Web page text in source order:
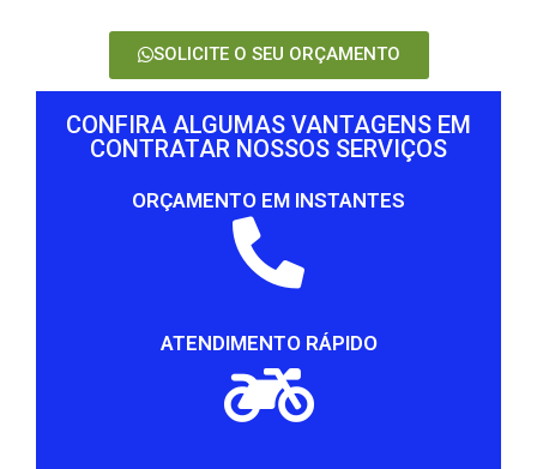
SOLICITE O SEU ORÇAMENTO
CONFIRA ALGUMAS VANTAGENS EM
CONTRATAR NOSSOS SERVIÇOS
ORÇAMENTO EM INSTANTES
ATENDIMENTO RÁPIDO